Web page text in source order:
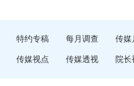
特约专稿 每月调查 传媒
传媒视点 传媒透视 院长